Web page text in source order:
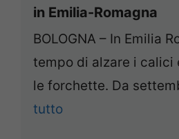
in Emilia-Romagna
BOLOGNA – In Emilia
tempo di alzare i calici
le forchette. Da
tutto